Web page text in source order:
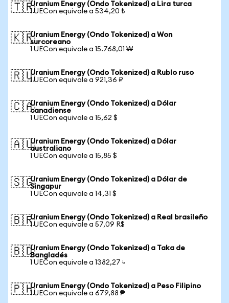
🇹🇷Uranium Energy (Ondo Tokenized) a Lira turca
1 UECon equivale a 534,20 ₺
🇰🇷Uranium Energy (Ondo Tokenized) a Won
surcoreano
1 UECon equivale a 15.768,01 ₩
🇷🇺Uranium Energy (Ondo Tokenized) a Rublo ruso
1 UECon equivale a 921,36 ₽
🇨🇦Uranium Energy (Ondo Tokenized) a Dólar
canadiense
1 UECon equivale a 15,62 $
🇦🇺Uranium Energy (Ondo Tokenized) a Dólar
australiano
1 UECon equivale a 15,85 $
🇸🇬Uranium Energy (Ondo Tokenized) a Dólar de
Singapur
1 UECon equivale a 14,31 $
🇧🇷Uranium Energy (Ondo Tokenized) a Real brasileño
1 UECon equivale a 57,09 R$
🇧🇩Uranium Energy (Ondo Tokenized) a Taka de
Bangladés
1 UECon equivale a 1382,27 ৳
🇵🇭Uranium Energy (Ondo Tokenized) a Peso Filipino
1 UECon equivale a 679,88 ₱